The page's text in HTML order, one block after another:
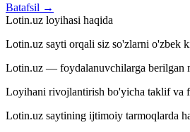
Batafsil →
Lotin.uz loyihasi haqida
Lotin.uz sayti orqali siz so'zlarni o'zbek
Lotin.uz — foydalanuvchilarga berilgan
Loyihani rivojlantirish bo'yicha taklif va
Lotin.uz saytining ijtimoiy tarmoqlarda